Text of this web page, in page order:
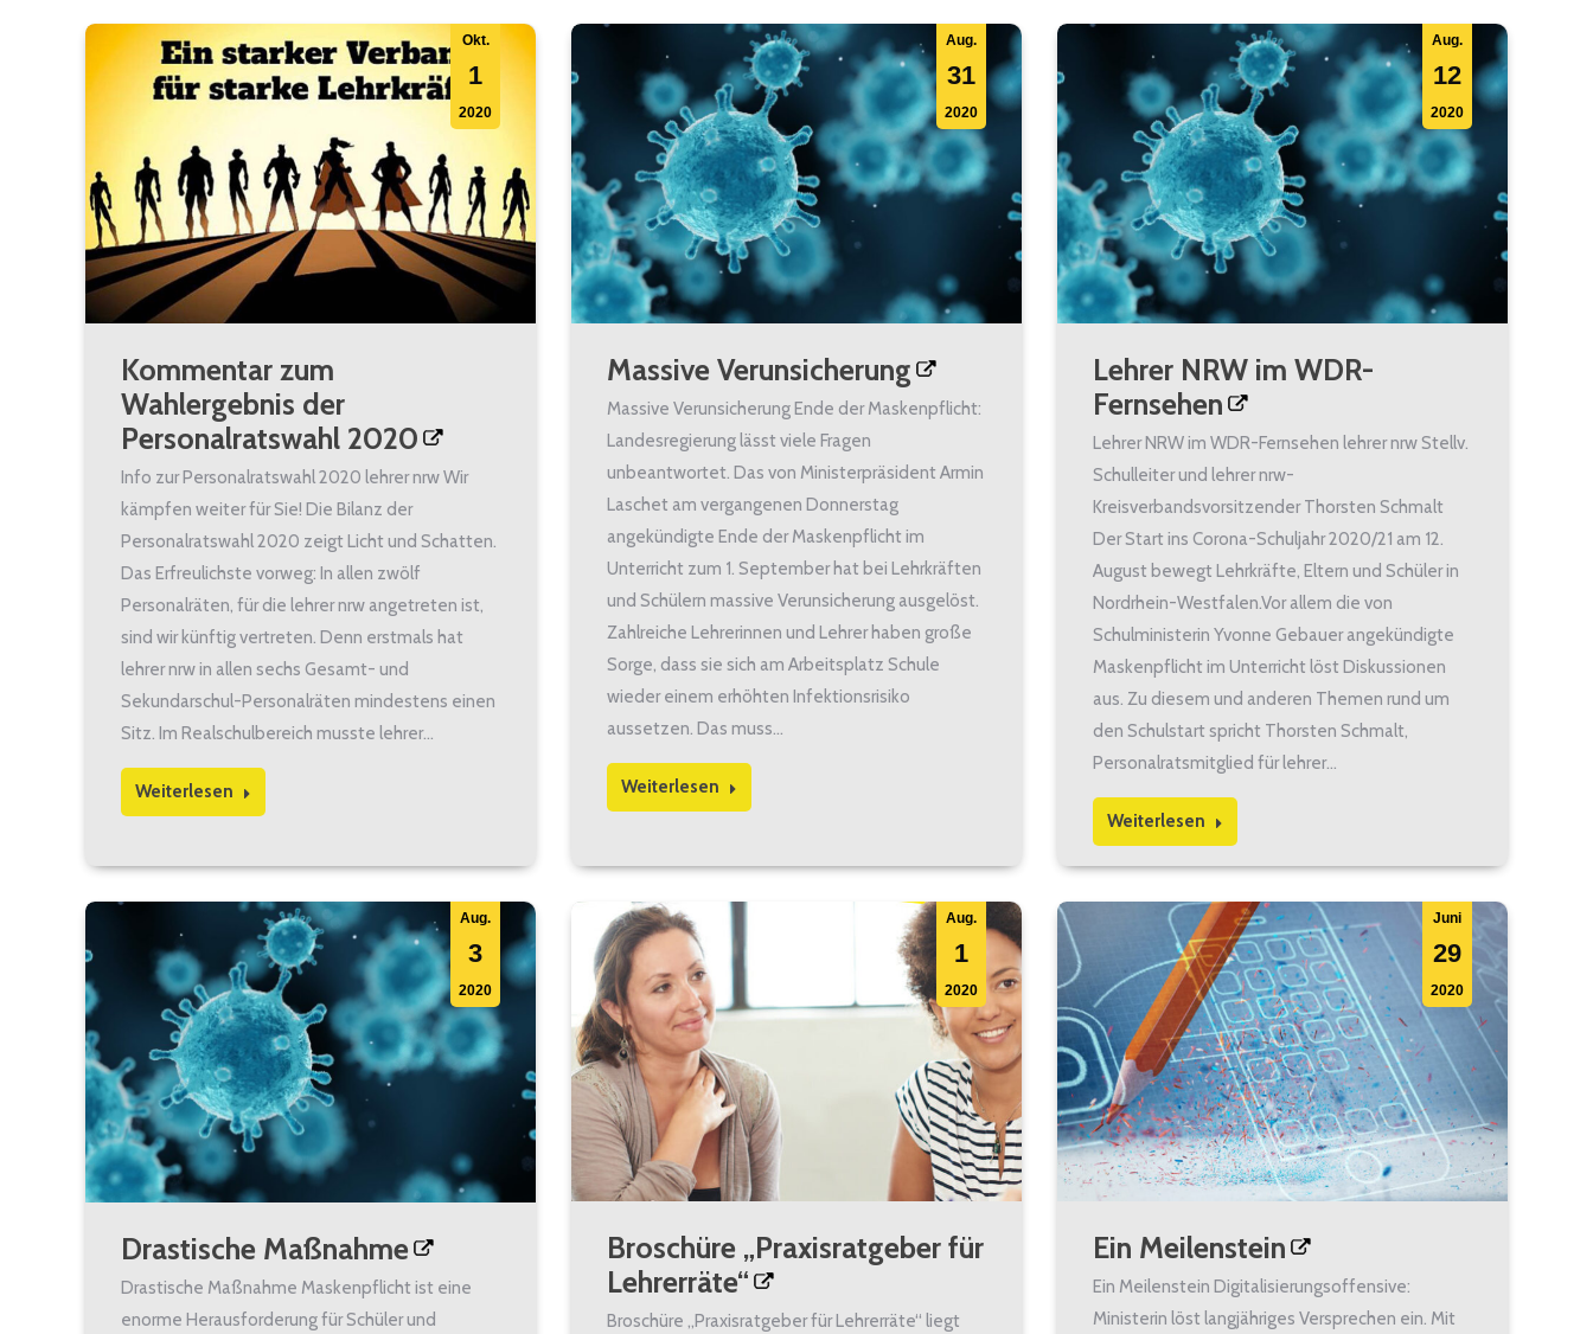
Okt.
1
2020
Kommentar zum
Wahlergebnis der
Personalratswahl 2020
Info zur Personalratswahl 2020 lehrer nrw Wir
kämpfen weiter für Sie! Die Bilanz der
Personalratswahl 2020 zeigt Licht und Schatten.
Das Erfreulichste vorweg: In allen zwölf
Personalräten, für die lehrer nrw angetreten ist,
sind wir künftig vertreten. Denn erstmals hat
lehrer nrw in allen sechs Gesamt- und
Sekundarschul-Personalräten mindestens einen
Sitz. Im Realschulbereich musste lehrer…
Weiterlesen
Aug.
31
2020
Massive Verunsicherung
Massive Verunsicherung Ende der Maskenpflicht:
Landesregierung lässt viele Fragen
unbeantwortet. Das von Ministerpräsident Armin
Laschet am vergangenen Donnerstag
angekündigte Ende der Maskenpflicht im
Unterricht zum 1. September hat bei Lehrkräften
und Schülern massive Verunsicherung ausgelöst.
Zahlreiche Lehrerinnen und Lehrer haben große
Sorge, dass sie sich am Arbeitsplatz Schule
wieder einem erhöhten Infektionsrisiko
aussetzen. Das muss…
Weiterlesen
Aug.
12
2020
Lehrer NRW im WDR-
Fernsehen
Lehrer NRW im WDR-Fernsehen lehrer nrw Stellv.
Schulleiter und lehrer nrw-
Kreisverbandsvorsitzender Thorsten Schmalt
Der Start ins Corona-Schuljahr 2020/21 am 12.
August bewegt Lehrkräfte, Eltern und Schüler in
Nordrhein-Westfalen.Vor allem die von
Schulministerin Yvonne Gebauer angekündigte
Maskenpflicht im Unterricht löst Diskussionen
aus. Zu diesem und anderen Themen rund um
den Schulstart spricht Thorsten Schmalt,
Personalratsmitglied für lehrer…
Weiterlesen
Aug.
3
2020
Drastische Maßnahme
Drastische Maßnahme Maskenpflicht ist eine
enorme Herausforderung für Schüler und
Aug.
1
2020
Broschüre „Praxisratgeber für
Lehrerräte“
Broschüre „Praxisratgeber für Lehrerräte“ liegt
Juni
29
2020
Ein Meilenstein
Ein Meilenstein Digitalisierungsoffensive:
Ministerin löst langjähriges Versprechen ein. Mit